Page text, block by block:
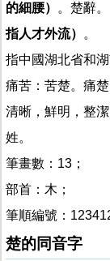
的細腰）
。楚辭
指人才外流）
。
指中國湖北省和
痛苦：苦楚。痛楚
清晰，鮮明，整
姓。
筆畫數：13；
部首：木；
筆順編號：
楚的同音字